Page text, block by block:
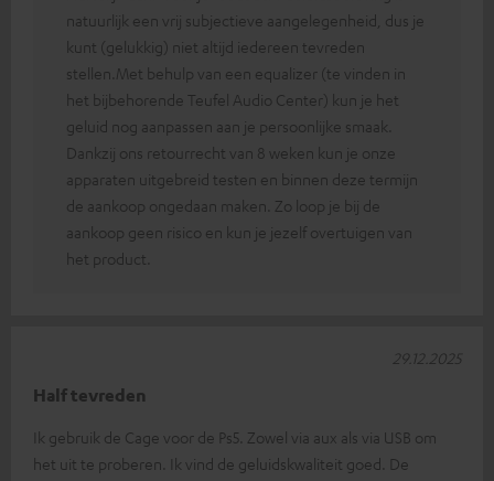
natuurlijk een vrij subjectieve aangelegenheid, dus je
kunt (gelukkig) niet altijd iedereen tevreden
stellen.Met behulp van een equalizer (te vinden in
het bijbehorende Teufel Audio Center) kun je het
geluid nog aanpassen aan je persoonlijke smaak.
Dankzij ons retourrecht van 8 weken kun je onze
apparaten uitgebreid testen en binnen deze termijn
de aankoop ongedaan maken. Zo loop je bij de
aankoop geen risico en kun je jezelf overtuigen van
het product.
Half tevreden
Ik gebruik de Cage voor de Ps5. Zowel via aux als via USB om
het uit te proberen. Ik vind de geluidskwaliteit goed. De
29.12.2025